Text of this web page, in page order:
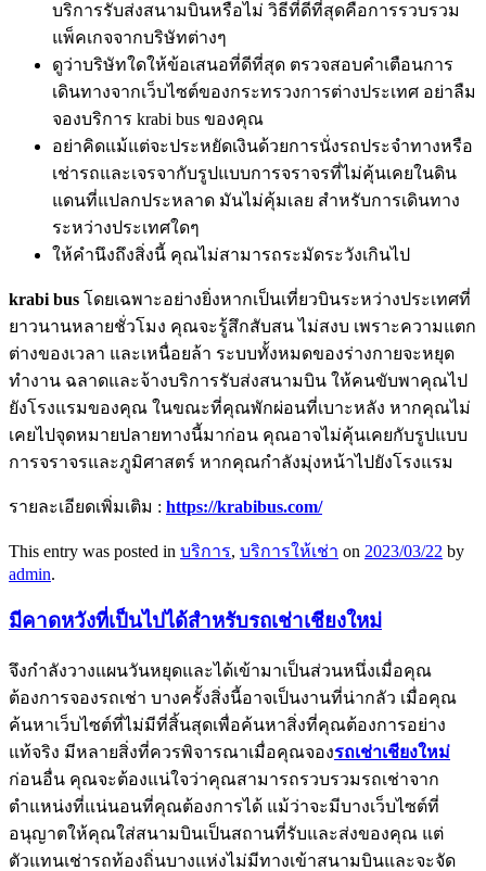
บริการรับส่งสนามบินหรือไม่ วิธีที่ดีที่สุดคือการรวบรวม
แพ็คเกจจากบริษัทต่างๆ
ดูว่าบริษัทใดให้ข้อเสนอที่ดีที่สุด ตรวจสอบคำเตือนการ
เดินทางจากเว็บไซต์ของกระทรวงการต่างประเทศ อย่าลืม
จองบริการ krabi bus ของคุณ
อย่าคิดแม้แต่จะประหยัดเงินด้วยการนั่งรถประจำทางหรือ
เช่ารถและเจรจากับรูปแบบการจราจรที่ไม่คุ้นเคยในดิน
แดนที่แปลกประหลาด มันไม่คุ้มเลย สำหรับการเดินทาง
ระหว่างประเทศใดๆ
ให้คำนึงถึงสิ่งนี้ คุณไม่สามารถระมัดระวังเกินไป
krabi bus โดยเฉพาะอย่างยิ่งหากเป็นเที่ยวบินระหว่างประเทศที่
ยาวนานหลายชั่วโมง คุณจะรู้สึกสับสน ไม่สงบ เพราะความแตก
ต่างของเวลา และเหนื่อยล้า ระบบทั้งหมดของร่างกายจะหยุด
ทำงาน ฉลาดและจ้างบริการรับส่งสนามบิน ให้คนขับพาคุณไป
ยังโรงแรมของคุณ ในขณะที่คุณพักผ่อนที่เบาะหลัง หากคุณไม่
เคยไปจุดหมายปลายทางนี้มาก่อน คุณอาจไม่คุ้นเคยกับรูปแบบ
การจราจรและภูมิศาสตร์ หากคุณกำลังมุ่งหน้าไปยังโรงแรม
รายละเอียดเพิ่มเติม : https://krabibus.com/
This entry was posted in บริการ, บริการให้เช่า on 2023/03/22 by
admin.
มีคาดหวังที่เป็นไปได้สำหรับรถเช่าเชียงใหม่
จึงกำลังวางแผนวันหยุดและได้เข้ามาเป็นส่วนหนึ่งเมื่อคุณ
ต้องการจองรถเช่า บางครั้งสิ่งนี้อาจเป็นงานที่น่ากลัว เมื่อคุณ
ค้นหาเว็บไซต์ที่ไม่มีที่สิ้นสุดเพื่อค้นหาสิ่งที่คุณต้องการอย่าง
แท้จริง มีหลายสิ่งที่ควรพิจารณาเมื่อคุณจองรถเช่าเชียงใหม่
ก่อนอื่น คุณจะต้องแน่ใจว่าคุณสามารถรวบรวมรถเช่าจาก
ตำแหน่งที่แน่นอนที่คุณต้องการได้ แม้ว่าจะมีบางเว็บไซต์ที่
อนุญาตให้คุณใส่สนามบินเป็นสถานที่รับและส่งของคุณ แต่
ตัวแทนเช่ารถท้องถิ่นบางแห่งไม่มีทางเข้าสนามบินและจะจัด